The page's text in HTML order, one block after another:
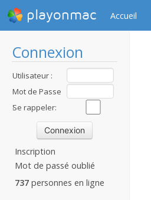
playonmac Accueil
Connexion
Utilisateur :
Mot de Passe
:Se rappeler:
Inscription
Mot de passé oublié
737 personnes en ligne